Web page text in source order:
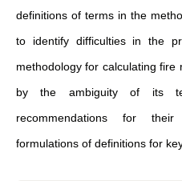
definitions of terms in the
to identify difficulties in the
methodology for calculating fire
by the ambiguity of its
recommendations for
formulations of definitions for